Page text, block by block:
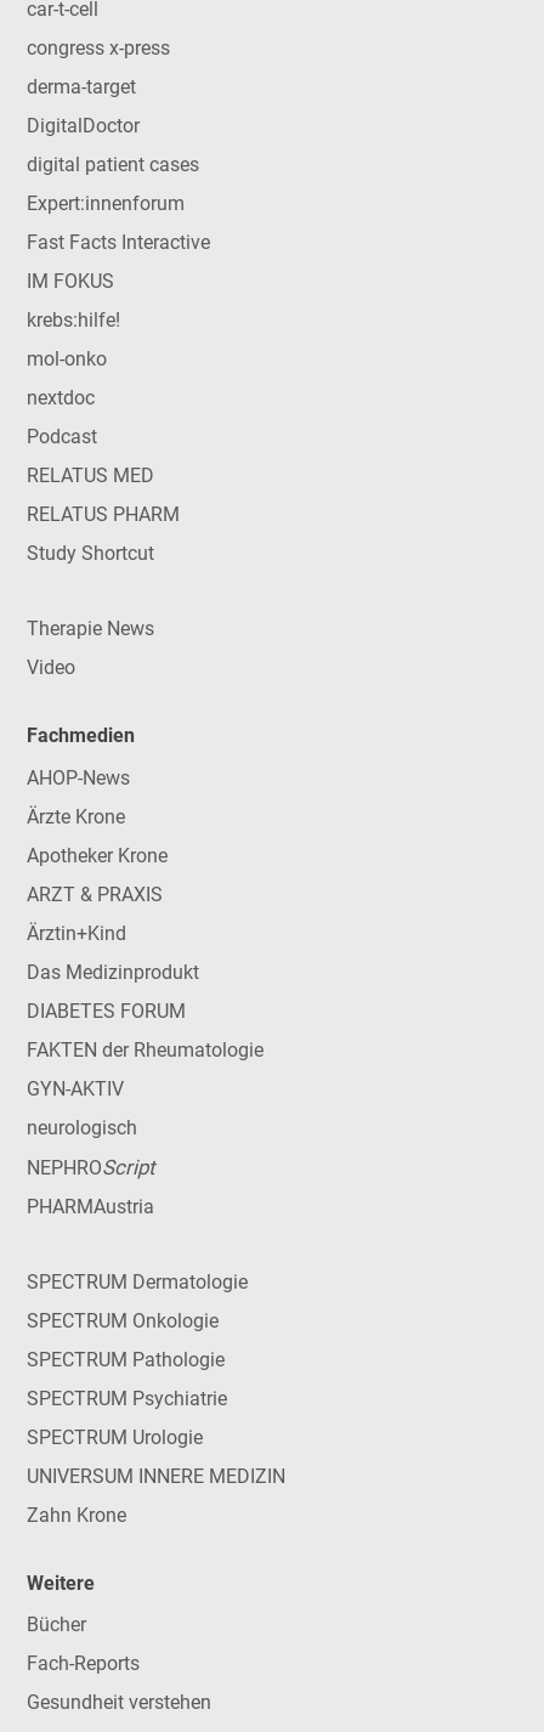
car-t-cell
congress x-press
derma-target
DigitalDoctor
digital patient cases
Expert:innenforum
Fast Facts Interactive
IM FOKUS
krebs:hilfe!
mol-onko
nextdoc
Podcast
RELATUS MED
RELATUS PHARM
Study Shortcut
Therapie News
Video
Fachmedien
AHOP-News
Ärzte Krone
Apotheker Krone
ARZT & PRAXIS
Ärztin+Kind
Das Medizinprodukt
DIABETES FORUM
FAKTEN der Rheumatologie
GYN-AKTIV
neurologisch
NEPHROScript
PHARMAustria
SPECTRUM Dermatologie
SPECTRUM Onkologie
SPECTRUM Pathologie
SPECTRUM Psychiatrie
SPECTRUM Urologie
UNIVERSUM INNERE MEDIZIN
Zahn Krone
Weitere
Bücher
Fach-Reports
Gesundheit verstehen